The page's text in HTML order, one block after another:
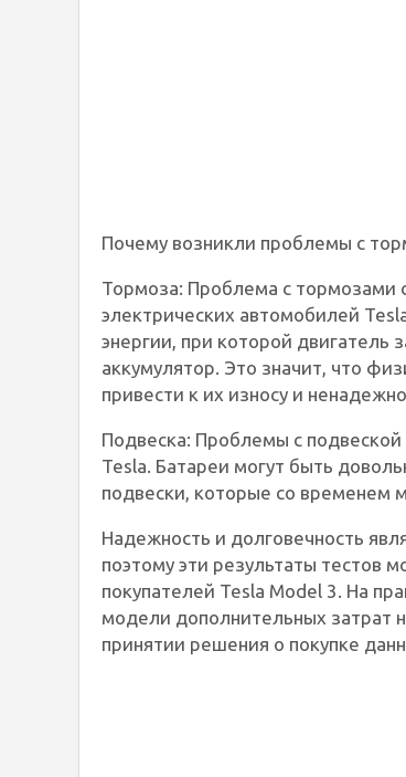
Почему возникли проблемы с
Тормоза: Проблема с тормозами
электрических автомобилей
энергии, при которой двигатель
аккумулятор. Это значит, что
привести к их износу и
Подвеска: Проблемы с
Tesla. Батареи могут быть
подвески, которые со временем
Надежность и долговечность
поэтому эти результаты тестов
покупателей Tesla Model 3. На
модели дополнительных затрат
принятии решения о покупке